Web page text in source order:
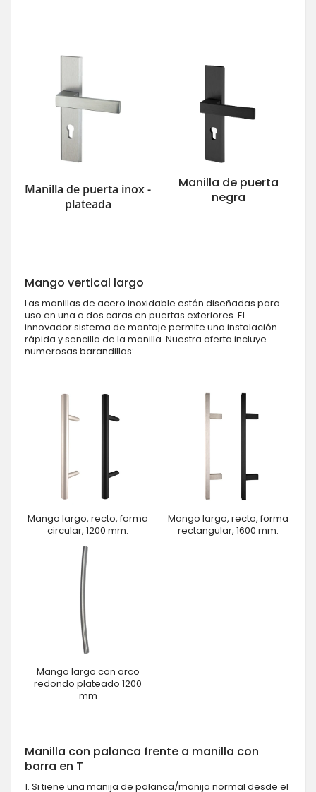
Manilla de puerta inox -
plateada
Manilla de puerta
negra
Mango vertical largo
Las manillas de acero inoxidable están diseñadas para
uso en una o dos caras en puertas exteriores. El
innovador sistema de montaje permite una instalación
rápida y sencilla de la manilla. Nuestra oferta incluye
numerosas barandillas:
Mango largo, recto, forma
circular, 1200 mm.
Mango largo, recto, forma
rectangular, 1600 mm.
Mango largo con arco
redondo plateado 1200
mm
Manilla con palanca frente a manilla con
barra en T
1. Si tiene una manija de palanca/manija normal desde el